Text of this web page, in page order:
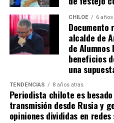
distintos medios de
una fecha exacta para su
se administra el
realizarlo «a mediados de
Cabe destacar que, pese a
por ende, la meta se
redes sociales, eventos a
¿Como ayudar?
CHILOE 6
Documento
alcalde de
de
beneficios
una
TENDENCIAS 8 años atras
Periodista chilote es
transmisión desde Rusia y
opiniones divididas en